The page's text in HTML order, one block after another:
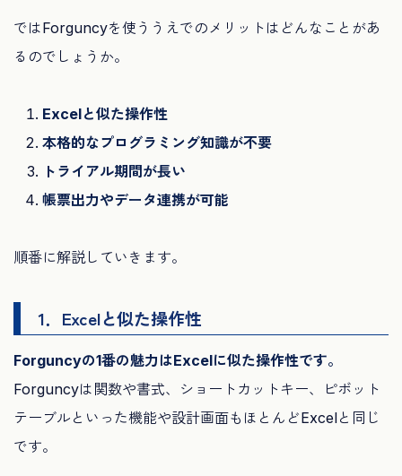
ではForguncyを使ううえでのメリットはどんなことがあ
るのでしょうか。
Excelと似た操作性
本格的なプログラミング知識が不要
トライアル期間が長い
帳票出力やデータ連携が可能
順番に解説していきます。
1．Excelと似た操作性
Forguncyの1番の魅力はExcelに似た操作性です。
Forguncyは関数や書式、ショートカットキー、ピボット
テーブルといった機能や設計画面もほとんどExcelと同じ
です。